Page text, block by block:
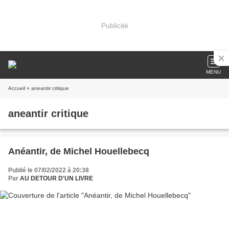
Publicité
MENU
Accueil » aneantir critique
aneantir critique
Anéantir, de Michel Houellebecq
Publié le 07/02/2022 à 20:38
Par AU DETOUR D'UN LIVRE